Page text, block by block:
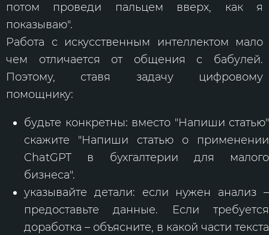
потом проведи пальцем вверх, как я
показываю".
Работа с искусственным интеллектом мало
чем отличается от общения с бабулей.
Поэтому, ставя задачу цифровому
помощнику:
будьте конкретны: вместо "Напиши статью"
скажите "Напиши статью о применении
ChatGPT в бухгалтерии для малого
бизнеса".
указывайте детали: если нужен анализ –
предоставьте данные. Если требуется
доработка – объясните, в какой части текста